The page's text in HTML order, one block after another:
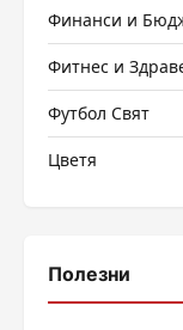
Финанси и
Фитнес и
Футбол Свят
Цветя
Полезни